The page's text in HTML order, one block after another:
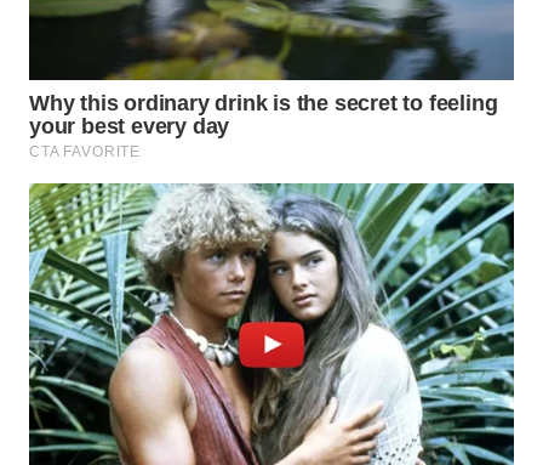
WN
SURABAYA
WN
NATUNA
WN
BINTAN
WN
MANDALIKA